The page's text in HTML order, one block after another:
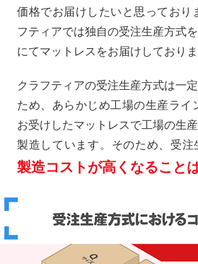
価格でお届けしたいと思っており
フティアでは独自の受注生産方式
にてマットレスをお届けしておりま
クラフティアの受注生産方式は一
ため、あらかじめ工場の生産ライ
お受けしたマットレスで工場の生
製造しています。そのため、受注
製造コストが高くなること